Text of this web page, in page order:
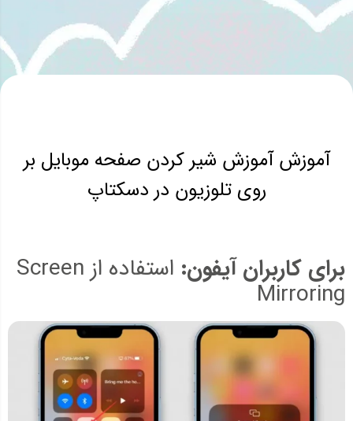
آموزش آموزش شیر کردن صفحه موبایل بر
روی تلوزیون در دسکتاپ
برای کاربران آیفون: استفاده از Screen
Mirroring